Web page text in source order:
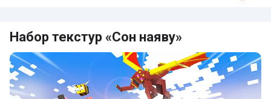
Набор текстур «Сон наяву»